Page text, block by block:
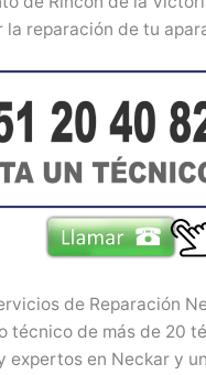
la reparación de tu
de Reparación
técnico de más de 20
expertos en Neckar y